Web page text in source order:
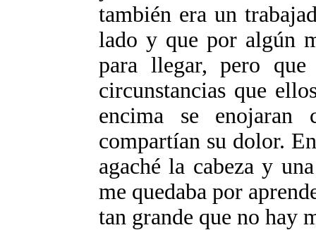
también era un
lado y que por algún
para llegar, pero que
circunstancias que
encima se enojaran
compartían su dolor.
agaché la cabeza y
me quedaba por
tan grande que no hay